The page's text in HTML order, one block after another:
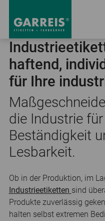
haftend,
für Ihre
die Industrie
Beständigkeit
Lesbarkeit.
Ob in der Produktion, im
Industrieetiketten sind
Produkte zuverlässig
halten selbst extremen